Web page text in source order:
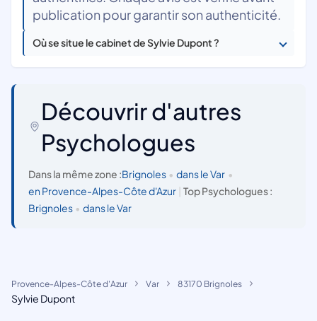
publication pour garantir son authenticité.
Où se situe le cabinet de Sylvie Dupont ?
Découvrir d'autres
Psychologues
Dans la même zone :Brignoles • dans le Var •
en Provence-Alpes-Côte d'Azur
Top Psychologues :
Brignoles • dans le Var
Provence-Alpes-Côte d'Azur Var 83170 Brignoles
Sylvie Dupont